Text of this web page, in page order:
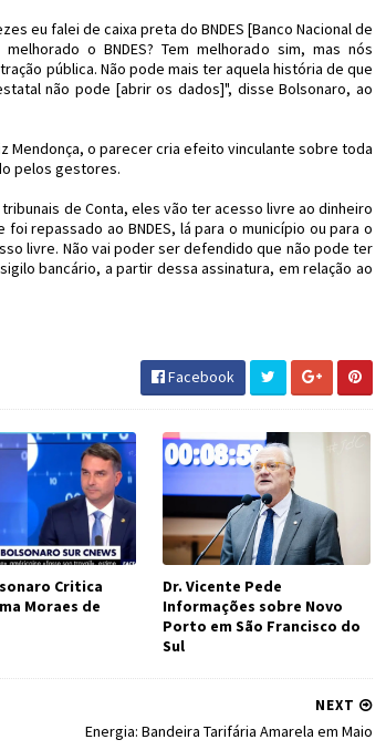
eu falei de caixa preta do BNDES [Banco Nacional de
o BNDES? Tem melhorado sim, mas nós
pública. Não pode mais ter aquela história de que
não pode [abrir os dados]", disse Bolsonaro, ao
Mendonça, o parecer cria efeito vinculante sobre toda
pelos gestores.
de Conta, eles vão ter acesso livre ao dinheiro
repassado ao BNDES, lá para o município ou para o
livre. Não vai poder ser defendido que não pode ter
bancário, a partir dessa assinatura, em relação ao
Facebook
Critica
Moraes de
Dr. Vicente Pede
Informações sobre Novo
Porto em São Francisco do
Sul
NEXT
Energia: Bandeira Tarifária Amarela em Maio